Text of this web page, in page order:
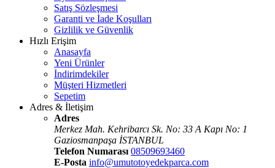
Satış Sözleşmesi
Garanti ve İade Koşulları
Gizlilik ve Güvenlik
Hızlı Erişim
Anasayfa
Yeni Ürünler
İndirimdekiler
Müşteri Hizmetleri
Sepetim
Adres & İletişim
Adres
Merkez Mah. Kehribarcı Sk. No: 33 A Kapı No: 1
Gaziosmanpaşa İSTANBUL
Telefon Numarası 08509693460
E-Posta info@umutotoyedekparca.com